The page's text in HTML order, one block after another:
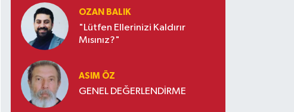
OZAN BALIK
"Lütfen Ellerinizi Kaldırır
Mısınız?"
ASIM ÖZ
GENEL DEĞERLENDİRME